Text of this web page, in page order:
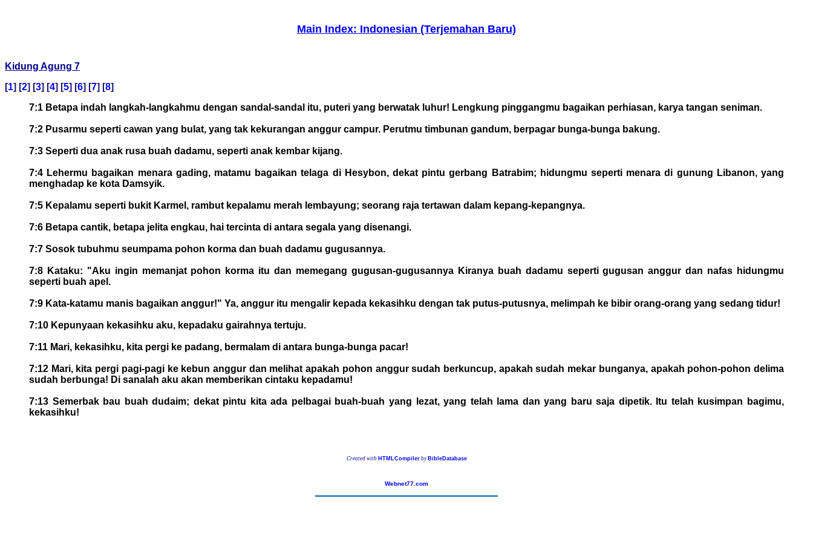
Main Index: Indonesian (Terjemahan Baru)
Kidung Agung 7
[1] [2] [3] [4] [5] [6] [7] [8]
7:1 Betapa indah langkah-langkahmu dengan sandal-sandal itu, puteri yang berwatak luhur! Lengkung pinggangmu bagaikan perhiasan, karya tangan seniman.
7:2 Pusarmu seperti cawan yang bulat, yang tak kekurangan anggur campur. Perutmu timbunan gandum, berpagar bunga-bunga bakung.
7:3 Seperti dua anak rusa buah dadamu, seperti anak kembar kijang.
7:4 Lehermu bagaikan menara gading, matamu bagaikan telaga di Hesybon, dekat pintu gerbang Batrabim; hidungmu seperti menara di gunung Libanon, yang
menghadap ke kota Damsyik.
7:5 Kepalamu seperti bukit Karmel, rambut kepalamu merah lembayung; seorang raja tertawan dalam kepang-kepangnya.
7:6 Betapa cantik, betapa jelita engkau, hai tercinta di antara segala yang disenangi.
7:7 Sosok tubuhmu seumpama pohon korma dan buah dadamu gugusannya.
7:8 Kataku: "Aku ingin memanjat pohon korma itu dan memegang gugusan-gugusannya Kiranya buah dadamu seperti gugusan anggur dan nafas hidungmu
seperti buah apel.
7:9 Kata-katamu manis bagaikan anggur!" Ya, anggur itu mengalir kepada kekasihku dengan tak putus-putusnya, melimpah ke bibir orang-orang yang sedang tidur!
7:10 Kepunyaan kekasihku aku, kepadaku gairahnya tertuju.
7:11 Mari, kekasihku, kita pergi ke padang, bermalam di antara bunga-bunga pacar!
7:12 Mari, kita pergi pagi-pagi ke kebun anggur dan melihat apakah pohon anggur sudah berkuncup, apakah sudah mekar bunganya, apakah pohon-pohon delima
sudah berbunga! Di sanalah aku akan memberikan cintaku kepadamu!
7:13 Semerbak bau buah dudaim; dekat pintu kita ada pelbagai buah-buah yang lezat, yang telah lama dan yang baru saja dipetik. Itu telah kusimpan bagimu,
kekasihku!
Created with HTMLCompilerby BibleDatabase
Webnet77.com